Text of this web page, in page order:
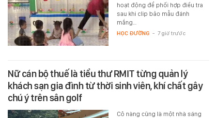
hoạt động để phối hợp điều tra
sau khi clip bảo mẫu đánh
mắng…
HỌC ĐƯỜNG - 7 giờ trước
Nữ cán bộ thuế là tiểu thư RMIT từng quản lý
khách sạn gia đình từ thời sinh viên, khí chất gây
chú ý trên sân golf
Cô nàng cũng là một nhà sáng